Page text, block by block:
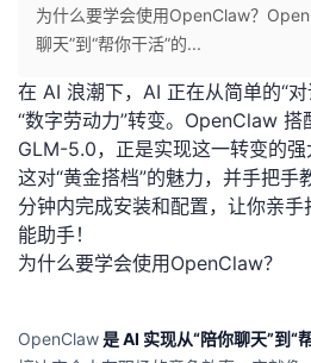
主
页
的
开
发
者
我
的
我
为什么要学会使用OpenClaw？
聊天”到“帮你干活”的...
在 AI 浪潮下，AI 正在从简单的“
“数字劳动力”转变。OpenClaw 搭
GLM-5.0，正是实现这一转变的
这对“黄金搭档”的魅力，并手把
分钟内完成安装和配置，让你亲
能助手！
为什么要学会使用OpenClaw？
OpenClaw是 AI 实现从“陪你聊天”到“